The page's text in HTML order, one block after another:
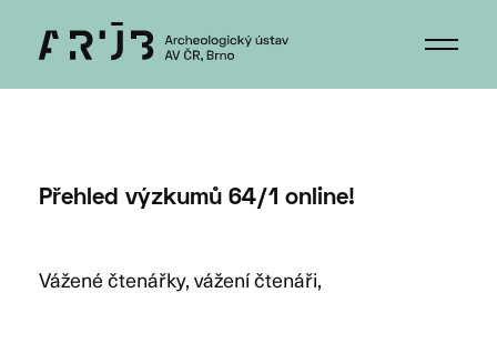
Přehled výzkumů 64/1 online!
Vážené čtenářky, vážení čtenáři,